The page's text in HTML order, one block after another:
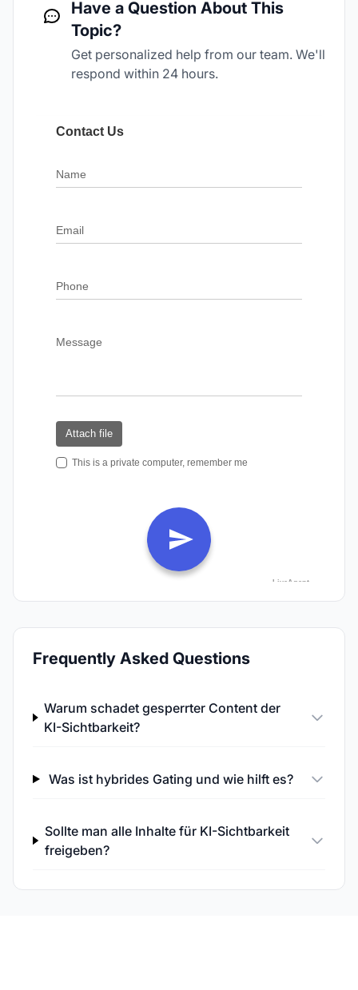
Have a Question About This
Topic?
Get personalized help from our team. We'll
respond within 24 hours.
Frequently Asked Questions
Warum schadet gesperrter Content der
KI-Sichtbarkeit?
Was ist hybrides Gating und wie hilft es?
Sollte man alle Inhalte für KI-Sichtbarkeit
freigeben?